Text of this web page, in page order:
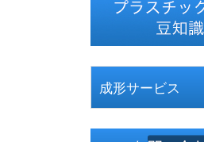
成形サービス